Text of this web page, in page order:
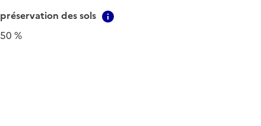
préservation des sols
50 %